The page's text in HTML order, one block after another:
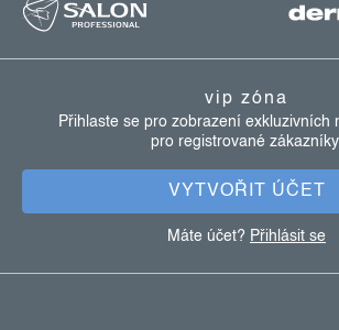
vip zóna
Přihlaste se pro zobrazení exkluzivních
pro registrované
VYTVOŘIT ÚČET
Máte účet? Přihlásit se